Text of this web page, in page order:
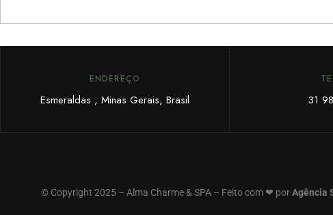
ENDEREÇO
Esmeraldas , Minas Gerais, Brasil 31
© Copyright 2025 – Alma Charme & SPA – Feito com ❤ porAgência